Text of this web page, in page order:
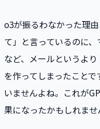
o3が振るわなかった理
て」と言っているのに
など、メールというよ
を作ってしまったこと
いませんよね。これが
果になったかもしれませ